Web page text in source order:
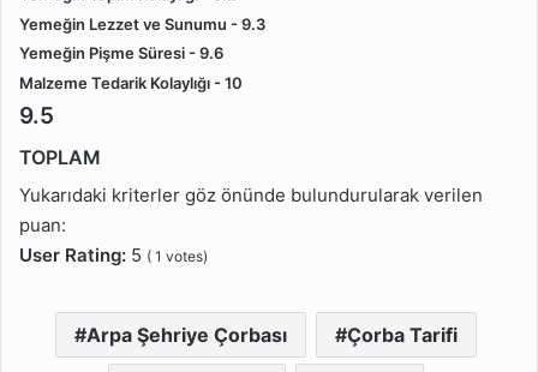
Yemeğin Lezzet ve Sunumu - 9.3
Yemeğin Pişme Süresi - 9.6
Malzeme Tedarik Kolaylığı - 10
9.5
TOPLAM
Yukarıdaki kriterler göz önünde bulundurularak verilen
puan:
User Rating: 5 ( 1 votes)
Arpa Şehriye Çorbası Çorba Tarifi